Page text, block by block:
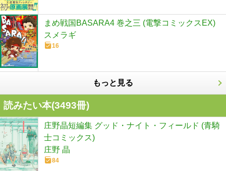
まめ戦国BASARA4 巻之三 (電撃コミックスEX)
スメラギ
16
もっと見る
読みたい本(3493冊)
庄野晶短編集 グッド・ナイト・フィールド (青騎
士コミックス)
庄野 晶
84